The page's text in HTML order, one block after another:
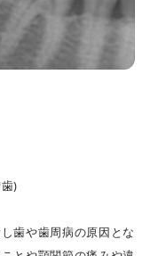
)
歯や歯周病の原因とな